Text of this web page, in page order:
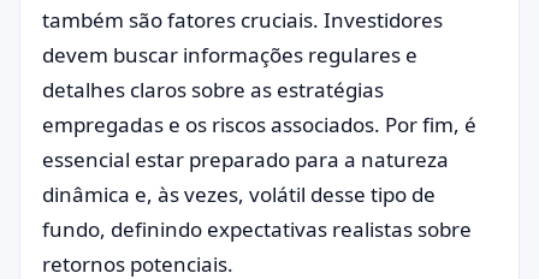
também são fatores cruciais. Investidores
devem buscar informações regulares e
detalhes claros sobre as estratégias
empregadas e os riscos associados. Por fim, é
essencial estar preparado para a natureza
dinâmica e, às vezes, volátil desse tipo de
fundo, definindo expectativas realistas sobre
retornos potenciais.